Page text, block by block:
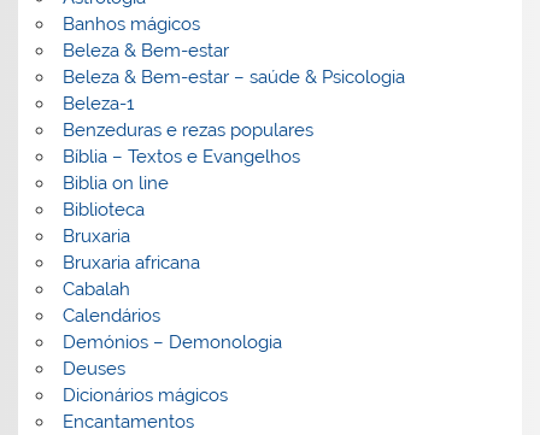
Banhos mágicos
Beleza & Bem-estar
Beleza & Bem-estar – saúde & Psicologia
Beleza-1
Benzeduras e rezas populares
Bíblia – Textos e Evangelhos
Biblia on line
Biblioteca
Bruxaria
Bruxaria africana
Cabalah
Calendários
Demónios – Demonologia
Deuses
Dicionários mágicos
Encantamentos